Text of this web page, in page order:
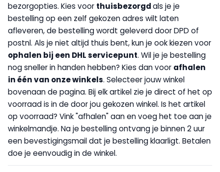
bezorgopties. Kies voor thuisbezorgdals je je
bestelling op een zelf gekozen adres wilt laten
afleveren, de bestelling wordt geleverd door DPD of
postnl. Als je niet altijd thuis bent, kun je ook kiezen voor
ophalen bij een DHL servicepunt. Wil je je bestelling
nog sneller in handen hebben? Kies dan voor afhalen
in één van onze winkels. Selecteer jouw winkel
bovenaan de pagina. Bij elk artikel zie je direct of het op
voorraad is in de door jou gekozen winkel. Is het artikel
op voorraad? Vink "afhalen" aan en voeg het toe aan je
winkelmandje. Na je bestelling ontvang je binnen 2 uur
een bevestigingsmail dat je bestelling klaarligt. Betalen
doe je eenvoudig in de winkel.